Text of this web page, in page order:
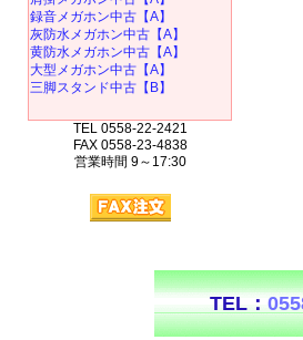
録音メガホン中古【A】
灰防水メガホン中古【A】
黄防水メガホン中古【A】
大型メガホン中古【A】
三脚スタンド中古【B】
TEL 0558-22-2421
FAX 0558-23-4838
営業時間 9～17:30